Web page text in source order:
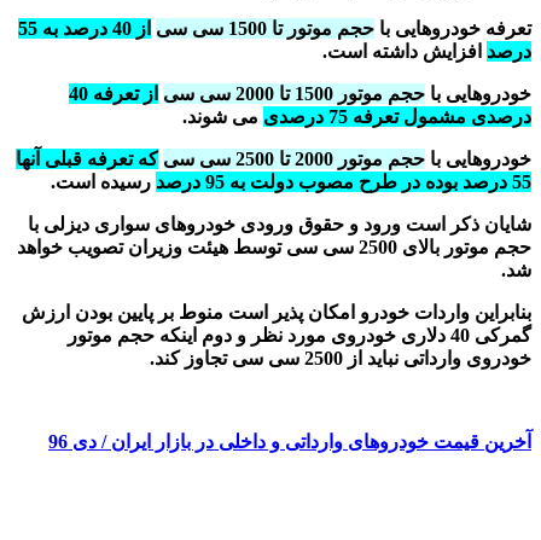
تعرفه خودروهایی با حجم موتور تا 1500 سی سی
از 40 درصد به 55
درصد افزایش داشته است.
خودروهایی با حجم موتور 1500 تا 2000 سی سی
از تعرفه 40
درصدی مشمول تعرفه 75 درصدی
می شوند.
خودروهایی با حجم موتور 2000 تا 2500 سی سی
که تعرفه قبلی آنها
55 درصد بوده در طرح مصوب دولت به 95 درصد
رسیده است.
شایان ذکر است ورود و حقوق ورودی خودروهای سواری دیزلی با
حجم موتور بالای 2500 سی سی توسط هیئت وزیران تصویب خواهد
شد.
بنابراین واردات خودرو امکان پذیر است منوط بر پایین بودن ارزش
گمرکی 40 دلاری خودروی مورد نظر و دوم اینکه حجم موتور
خودروی وارداتی نباید از 2500 سی سی تجاوز کند.
آخرین قیمت خودروهای وارداتی و داخلی در بازار ایران / دی 96